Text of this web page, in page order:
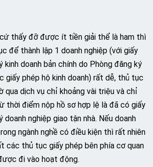
cứ thấy đỡ được ít tiền giải thể là ham thì
để thành lập 1 doanh nghiệp (với giấy
kinh doanh bản chính do Phòng đăng ký
giấy phép hộ kinh doanh) rất dễ, thủ tục
qua dịch vụ chỉ khoảng vài triệu và chỉ
thời điểm nộp hồ sơ hợp lệ là đã có giấy
doanh nghiệp giao tận nhà. Nếu doanh
ngành nghề có điều kiện thì rất nhiên
các thủ tục giấy phép bên phía cơ quan
đi vào hoạt động.